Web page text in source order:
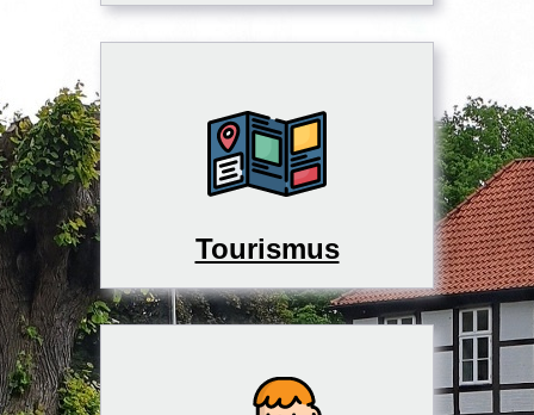
Tourismus